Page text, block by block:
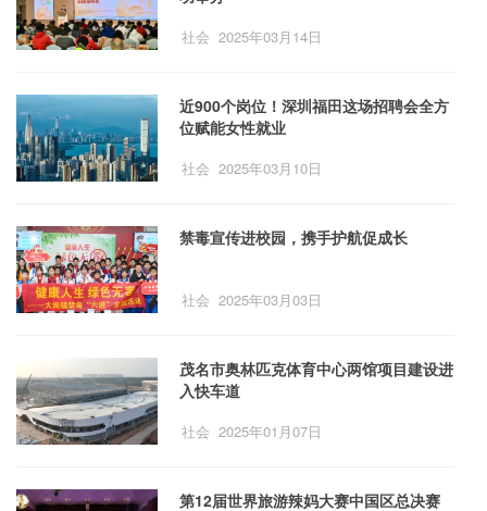
社会 2025年03月14日
近900个岗位！深圳福田这场招聘会全方
位赋能女性就业
社会 2025年03月10日
禁毒宣传进校园，携手护航促成长
社会 2025年03月03日
茂名市奥林匹克体育中心两馆项目建设进
入快车道
社会 2025年01月07日
第12届世界旅游辣妈大赛中国区总决赛